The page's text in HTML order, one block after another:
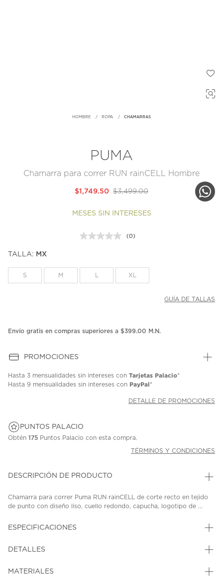
HOMBRE ROPA CHAMARRAS
PUMA
Chamarra para correr RUN rainCELL Hombre
$3,499.00
$1,749.50
MESES SIN INTERESES
Sin
la
misma
(0)
TALLA: MX
S M XL
GUÍA DE TALLAS
Envío gratis en compras superiores a $399.00 M.N.
PROMOCIONES
Hasta 3 mensualidades sin intereses con Tarjetas Palacio*
Hasta 9 mensualidades sin intereses con PayPal*
DETALLE DE PROMOCIONES
PUNTOS PALACIO
Obtén 175 Puntos Palacio con esta compra.
TÉRMINOS Y CONDICIONES
DESCRIPCIÓN DE PRODUCTO
Chamarra para correr Puma RUN rainCELL de corte recto en tejido
de punto con diseño liso, cuello redondo, capucha, logotipo de ...
ESPECIFICACIONES
DETALLES
MATERIALES